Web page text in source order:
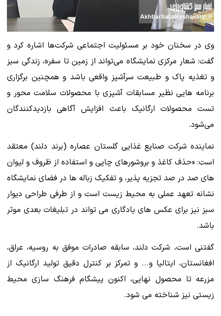
وی در سخنان خود بر مسئولیت اجتماعی شرکت‌ها اشاره کرد و
گفت: شعار مرکزی نمایشگاه می‌تواند از زمین تا سفره، زندگی سبز
و تغذیه پاک و طبیعت سرآشپز واقعی باشد و همچنین برگزاری
برنامه هایی نظیر مسابقات آشپزی با محصولات سلامت محور و
تست محصولات ارگانیک باعث افزایش آگاهی بازدیدکنندگان
می‌شود.
نماینده شرکت صنایع غذایی گلستان عصاره (برند دلند) معتقد
است: «حذف کاغذ و بروشورهای چاپی و استفاده از ظروف و لیوان
های صد در صد تجزیه پذیر، و تفکیک زباله ها در فضای نمایشگاه
نشانه تعهد عملی به محیط زیست است و از طرفی طراحی دیوار
سبز نیز برای عکس های یادگاری می تواند در تبلیغات بعدی موثر
باشد.
گفتنی است، شرکت دلند، سابقه صادرات موفق به روسیه، عراق،
افغانستان، ایتالیا و... و تمرکز بر کنترل دقیق تولید ارگانیک از
مزرعه تا محصول نهایی، اکنون پیشگام فرهنگ سازی محیط
زیستی نیز شناخته می شود.